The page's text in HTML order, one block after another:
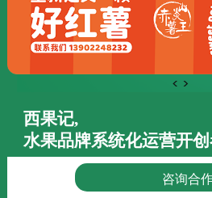
< >
西果记,
水果品牌系统化运营开
“西果记”成立于2012年，主营水果连
供应链、品牌系统化运营业务。多年
咨询合